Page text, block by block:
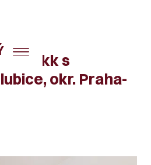
3+kk s
okr. Praha-